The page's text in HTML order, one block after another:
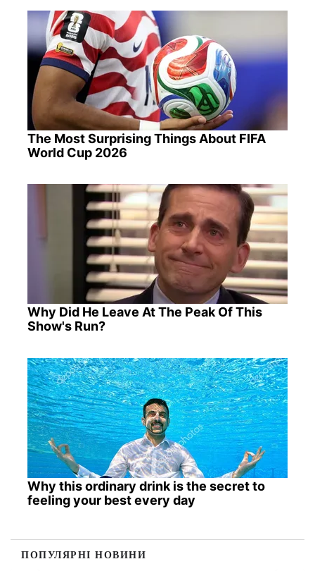
The Most Surprising Things About FIFA
World Cup 2026
Why Did He Leave At The Peak Of This
Show's Run?
Why this ordinary drink is the secret to
feeling your best every day
ПОПУЛЯРНІ НОВИНИ